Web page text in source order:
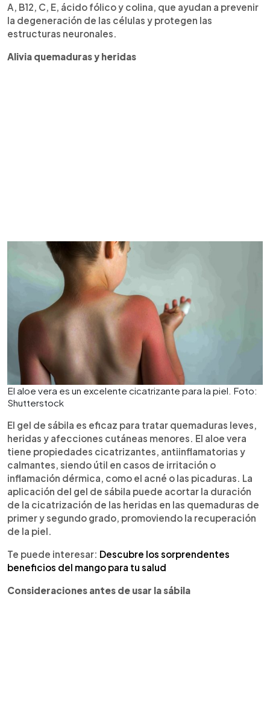
A, B12, C, E, ácido fólico y colina, que ayudan a prevenir
la degeneración de las células y protegen las
estructuras neuronales.
Alivia quemaduras y heridas
El aloe vera es un excelente cicatrizante para la piel. Foto:
Shutterstock
El gel de sábila es eficaz para tratar quemaduras leves,
heridas y afecciones cutáneas menores. El aloe vera
tiene propiedades cicatrizantes, antiinflamatorias y
calmantes, siendo útil en casos de irritación o
inflamación dérmica, como el acné o las picaduras. La
aplicación del gel de sábila puede acortar la duración
de la cicatrización de las heridas en las quemaduras de
primer y segundo grado, promoviendo la recuperación
de la piel.
Te puede interesar: Descubre los sorprendentes
beneficios del mango para tu salud
Consideraciones antes de usar la sábila